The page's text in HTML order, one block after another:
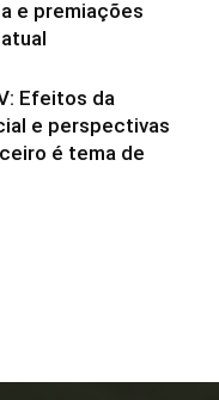
e premiações
Efeitos da
e perspectivas
é tema de